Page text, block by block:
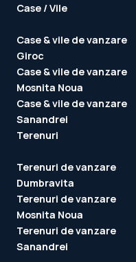
Case / Vile
Case & vile de vanzare
Giroc
Case & vile de vanzare
Mosnita Noua
Case & vile de vanzare
Sanandrei
Terenuri
Terenuri de vanzare
Dumbravita
Terenuri de vanzare
Mosnita Noua
Terenuri de vanzare
Sanandrei